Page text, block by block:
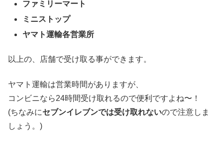
ファミリーマート
ミニストップ
ヤマト運輸各営業所
以上の、店舗で受け取る事ができます。
ヤマト運輸は営業時間がありますが、
コンビニなら24時間受け取れるので便利ですよね〜！
(ちなみにセブンイレブンでは受け取れないので注意しま
しょう。)